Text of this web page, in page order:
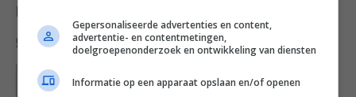
Bewaar recept
Gepersonaliseerde advertenties en content,
advertentie- en contentmetingen,
doelgroepenonderzoek en ontwikkeling van diensten
Informatie op een apparaat opslaan en/of openen